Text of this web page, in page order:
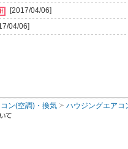
[2017/04/06]
04/06]
ン(空調)・換気 ハウジングエアコ